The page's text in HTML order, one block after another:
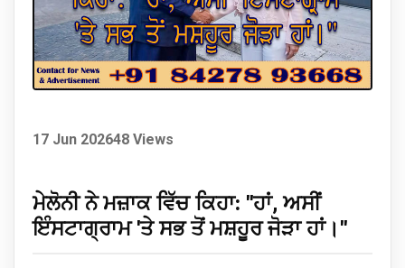
17 Jun 202648 Views
ਮੇਲੋਨੀ ਨੇ ਮਜ਼ਾਕ ਵਿੱਚ ਕਿਹਾ: "ਹਾਂ, ਅਸੀਂ
ਇੰਸਟਾਗ੍ਰਾਮ 'ਤੇ ਸਭ ਤੋਂ ਮਸ਼ਹੂਰ ਜੋੜਾ ਹਾਂ।"